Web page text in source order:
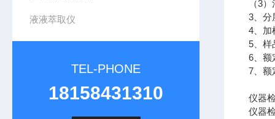
液液萃取仪
TEL-PHONE
18158431310
（3
3、分
4、加
5、样
6、
7、额
仪器
仪器